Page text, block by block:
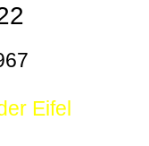
Eifel